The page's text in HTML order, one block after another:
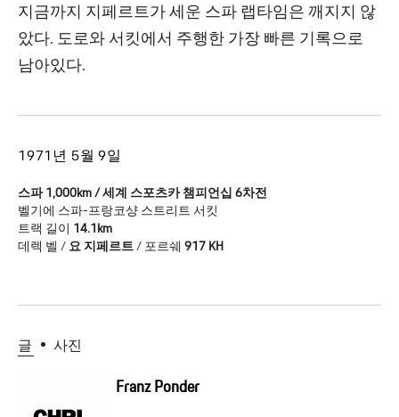
지금까지 지페르트가 세운 스파 랩타임은 깨지지 않
았다. 도로와 서킷에서 주행한 가장 빠른 기록으로
남아있다.
1971년 5월 9일
스파 1,000km / 세계 스포츠카 챔피언십 6차전
벨기에 스파-프랑코샹 스트리트 서킷
트랙 길이 14.1km
데렉 벨 / 요 지페르트/ 포르쉐 917 KH
글 사진
Franz Ponder